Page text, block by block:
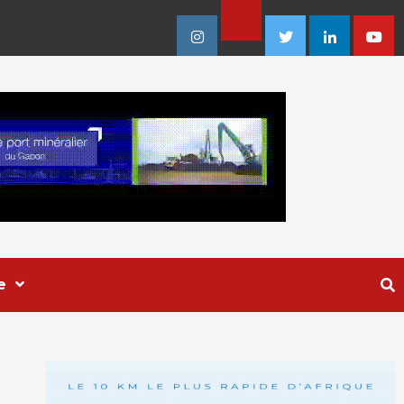
Instagram
Facebook
TwitterLinkedin